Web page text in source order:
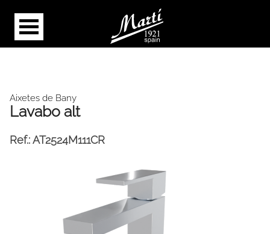
Aixetes de Bany
Lavabo alt
Ref.:AT2524M111CR